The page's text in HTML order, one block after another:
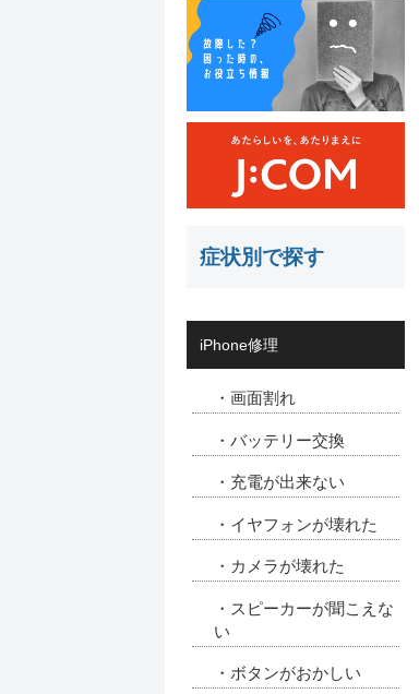
症状別で探す
iPhone修理
・画面割れ
・バッテリー交換
・充電が出来ない
・イヤフォンが壊れた
・カメラが壊れた
・スピーカーが聞こえな
い
・ボタンがおかしい